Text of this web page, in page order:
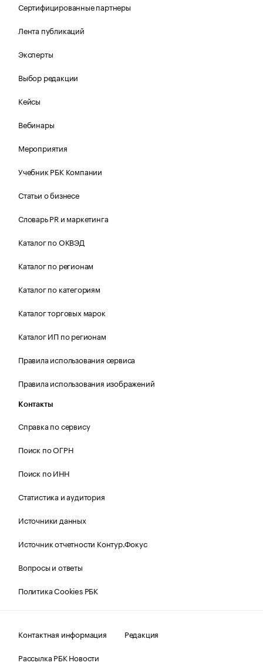
Сертифицированные партнеры
Лента публикаций
Эксперты
Выбор редакции
Кейсы
Вебинары
Мероприятия
Учебник РБК Компании
Статьи о бизнесе
Словарь PR и маркетинга
Каталог по ОКВЭД
Каталог по регионам
Каталог по категориям
Каталог торговых марок
Каталог ИП по регионам
Правила использования сервиса
Правила использования изображений
Контакты
Справка по сервису
Поиск по ОГРН
Поиск по ИНН
Статистика и аудитория
Источники данных
Источник отчетности Контур.Фокус
Вопросы и ответы
Политика Cookies РБК
Контактная информация
Редакция
Рассылка РБК Новости